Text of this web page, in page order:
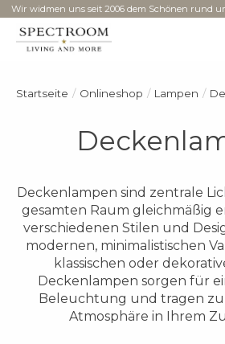
Wir widmen uns seit 2006 dem Schönen rund
Startseite / Onlineshop / Lampen /
Deckenlampen sind zentrale
gesamten Raum gleichmäßig
verschiedenen Stilen und
modernen, minimalistischen
klassischen oder
Deckenlampen sorgen für
Beleuchtung und tragen
Atmosphäre in Ihrem